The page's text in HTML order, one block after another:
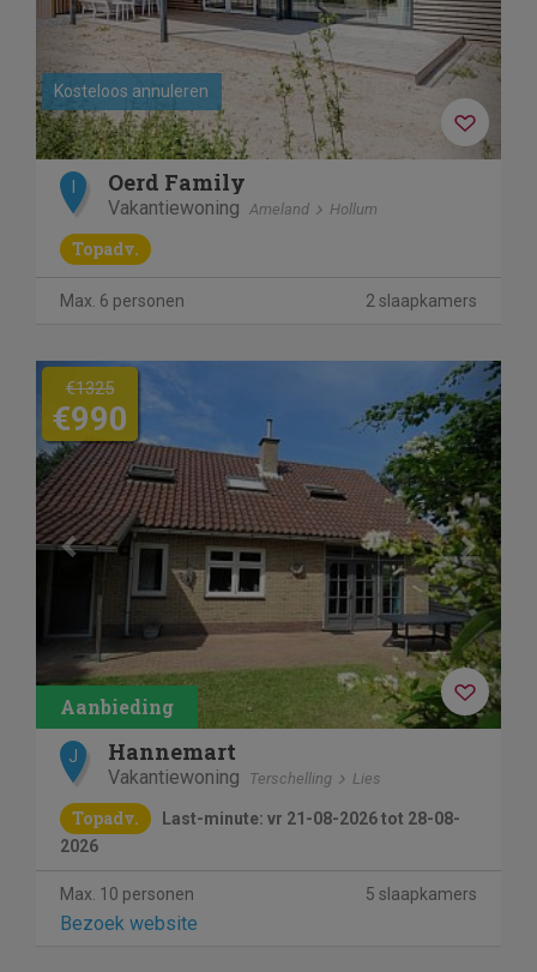
Kosteloos annuleren
Oerd Family
Vakantiewoning Ameland Hollum
Topadv.
Max. 6 personen 2 slaapkamers
Previous Next
€1325
€990
J Hannemart
Vakantiewoning Terschelling Lies
Topadv.
Last-minute: vr 21-08-2026 tot 28-08-
2026
Max. 10 personen 5 slaapkamers
Bezoek website